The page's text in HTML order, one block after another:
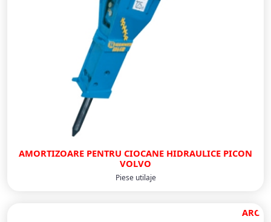
AMORTIZOARE PENTRU CIOCANE HIDRAULICE PICON
VOLVO
Piese utilaje
ARC